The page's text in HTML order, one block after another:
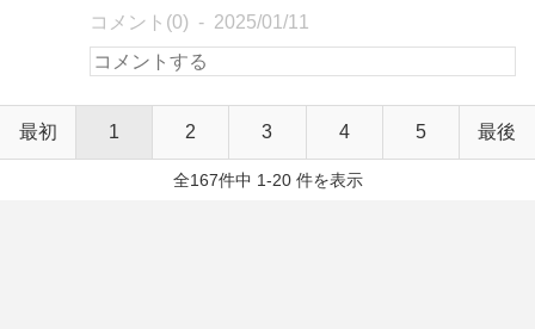
コメント(0) 2025/01/11
最初 1 2 3 4 5 最後
全167件中 1-20 件を表示